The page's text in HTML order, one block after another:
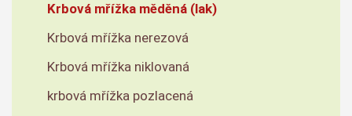
Krbová mřížka měděná (lak)
Krbová mřížka nerezová
Krbová mřížka niklovaná
krbová mřížka pozlacená